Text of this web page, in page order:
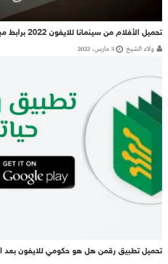
تحميل الأفلام من سينمانا للايفون 2022 برابط مباشر
ولاء الشيخ 3 مارس، 2022
تحميل تطبيق رقمن هل هو حكومي للايفون بعد التحديث